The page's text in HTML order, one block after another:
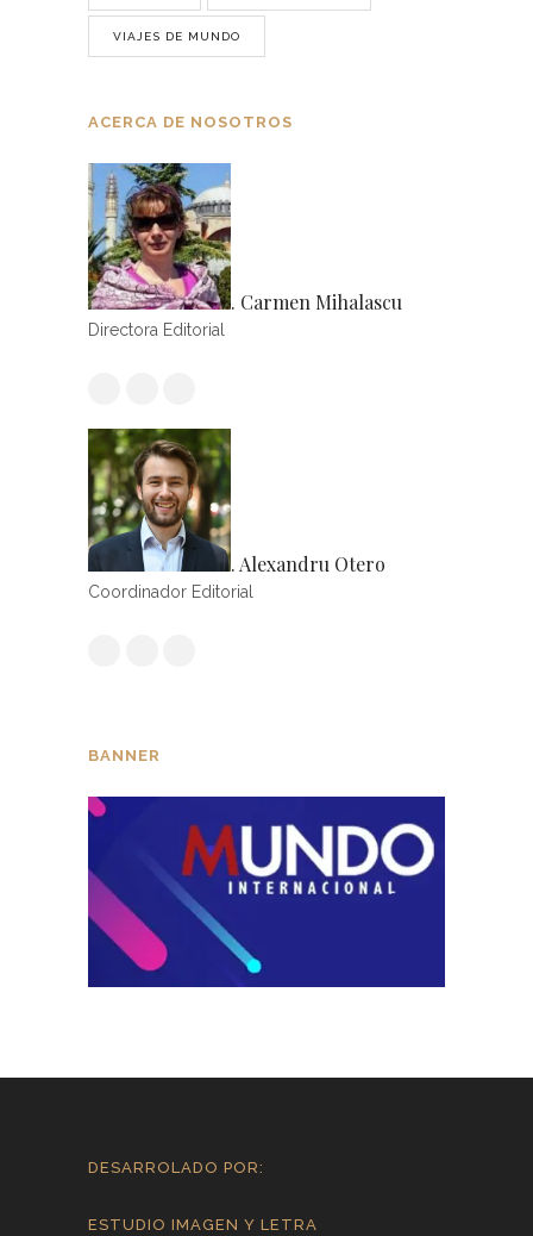
VIAJES DE MUNDO
ACERCA DE NOSOTROS
. Carmen Mihalascu
Directora Editorial
. Alexandru Otero
Coordinador Editorial
BANNER
DESARROLADO POR:
ESTUDIO IMAGEN Y LETRA